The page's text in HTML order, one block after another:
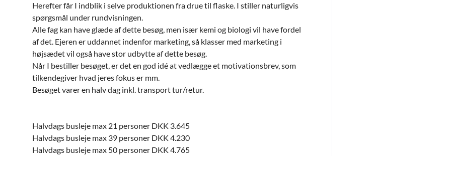
Herefter får I indblik i selve produktionen fra drue til flaske. I stiller naturligvis
spørgsmål under rundvisningen.
Alle fag kan have glæde af dette besøg, men især kemi og biologi vil have fordel
af det. Ejeren er uddannet indenfor marketing, så klasser med marketing i
højsædet vil også have stor udbytte af dette besøg.
Når I bestiller besøget, er det en god idé at vedlægge et motivationsbrev, som
tilkendegiver hvad jeres fokus er mm.
Besøget varer en halv dag inkl. transport tur/retur.
Halvdags busleje max 21 personer DKK 3.645
Halvdags busleje max 39 personer DKK 4.230
Halvdags busleje max 50 personer DKK 4.765